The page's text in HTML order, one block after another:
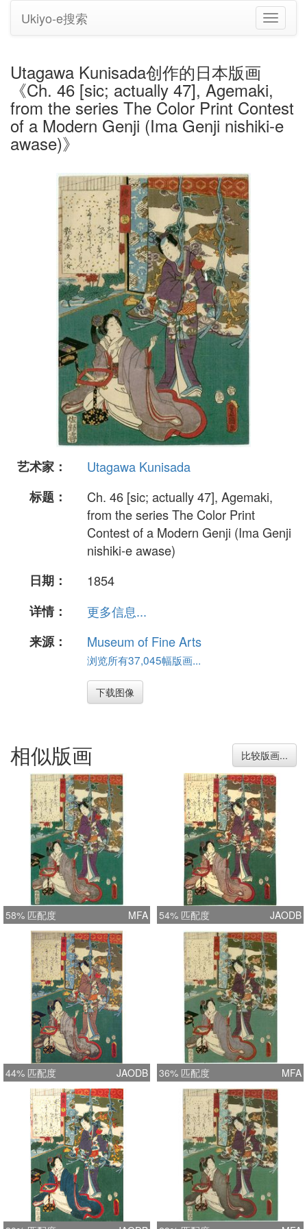
切
换
Ukiyo-e搜索
Utagawa Kunisada创作的日本版画
《Ch. 46 [sic; actually 47], Agemaki,
from the series The Color Print Contest
of a Modern Genji (Ima Genji nishiki-e
awase)》
艺术家：
Utagawa Kunisada
标题：
Ch. 46 [sic; actually 47], Agemaki,
from the series The Color Print
Contest of a Modern Genji (Ima Genji
nishiki-e awase)
日期：
1854
详情：
更多信息...
来源：
Museum of Fine Arts
浏览所有37,045幅版画...
下载图像
相似版画 比较版画...
58% 匹配度 MFA 54% 匹配度 JAODB
44% 匹配度 JAODB 36% 匹配度 MFA